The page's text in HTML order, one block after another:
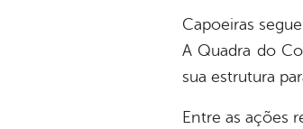
Capoeiras
A Quadra do
sua estrutura
Entre as ações